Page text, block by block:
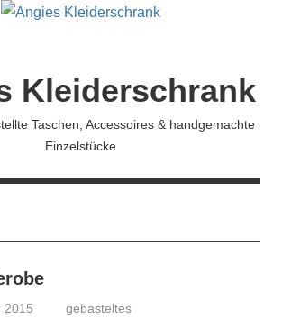
Kleiderschrank
Taschen, Accessoires & handgemachte
Einzelstücke
2015
gebasteltes